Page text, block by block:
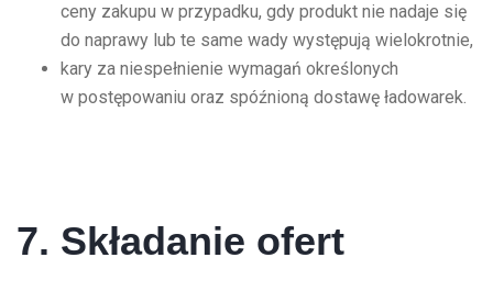
ceny zakupu w przypadku, gdy produkt nie nadaje się
do naprawy lub te same wady występują wielokrotnie,
kary za niespełnienie wymagań określonych
w postępowaniu oraz spóźnioną dostawę ładowarek.
7. Składanie ofert